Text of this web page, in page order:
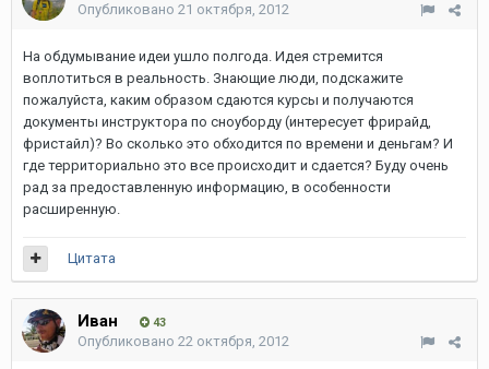
Опубликовано 21 октября, 2012
На обдумывание идеи ушло полгода. Идея стремится
воплотиться в реальность. Знающие люди, подскажите
пожалуйста, каким образом сдаются курсы и получаются
документы инструктора по сноуборду (интересует фрирайд,
фристайл)? Во сколько это обходится по времени и деньгам? И
где территориально это все происходит и сдается? Буду очень
рад за предоставленную информацию, в особенности
расширенную.
Цитата
Иван 43
Опубликовано 22 октября, 2012